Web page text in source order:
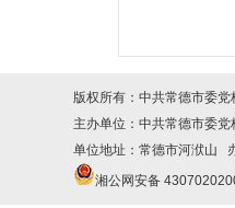
版权所有：中共常德市委
主办单位：中共常德市
单位地址：常德市河洑山
湘公网安备